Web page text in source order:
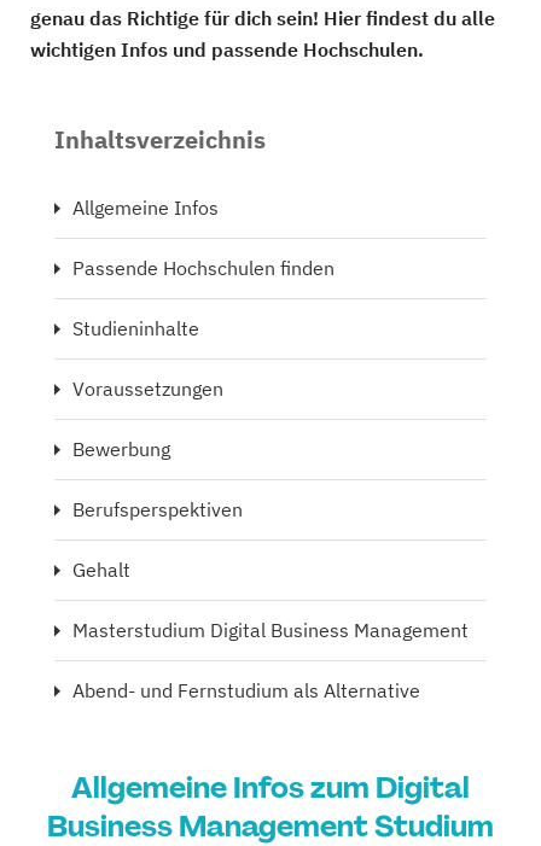
genau das Richtige für dich sein! Hier findest du alle
wichtigen Infos und passende Hochschulen.
Inhaltsverzeichnis
Allgemeine Infos
Passende Hochschulen finden
Studieninhalte
Voraussetzungen
Bewerbung
Berufsperspektiven
Gehalt
Masterstudium Digital Business Management
Abend- und Fernstudium als Alternative
Allgemeine Infos zum Digital
Business Management Studium